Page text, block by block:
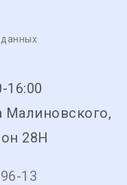
данных
16:00
Малиновского,
28Н
13